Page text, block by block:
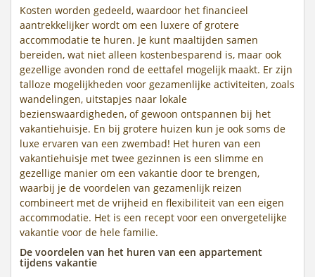
Kosten worden gedeeld, waardoor het financieel
aantrekkelijker wordt om een luxere of grotere
accommodatie te huren. Je kunt maaltijden samen
bereiden, wat niet alleen kostenbesparend is, maar ook
gezellige avonden rond de eettafel mogelijk maakt. Er zijn
talloze mogelijkheden voor gezamenlijke activiteiten, zoals
wandelingen, uitstapjes naar lokale
bezienswaardigheden, of gewoon ontspannen bij het
vakantiehuisje. En bij grotere huizen kun je ook soms de
luxe ervaren van een zwembad! Het huren van een
vakantiehuisje met twee gezinnen is een slimme en
gezellige manier om een vakantie door te brengen,
waarbij je de voordelen van gezamenlijk reizen
combineert met de vrijheid en flexibiliteit van een eigen
accommodatie. Het is een recept voor een onvergetelijke
vakantie voor de hele familie.
De voordelen van het huren van een appartement
tijdens vakantie